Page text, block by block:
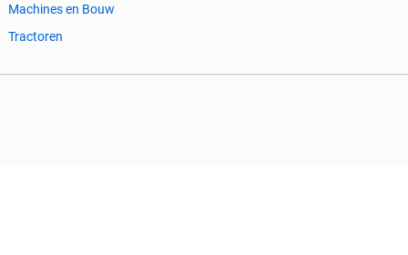
Machines en Bouw
Tractoren